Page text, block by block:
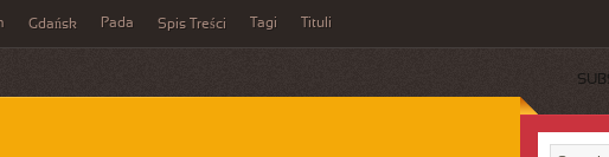
Gdańsk Pada Spis Treści Tagi Tituli